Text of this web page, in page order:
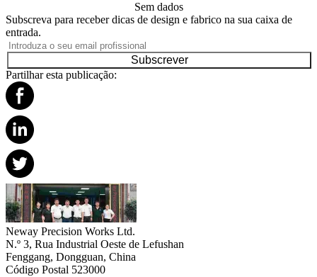
Sem dados
Subscreva para receber dicas de design e fabrico na sua caixa de
entrada.
Subscrever
Partilhar esta publicação:
Neway Precision Works Ltd.
N.º 3, Rua Industrial Oeste de Lefushan
Fenggang, Dongguan, China
Código Postal 523000